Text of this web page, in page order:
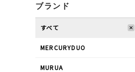
ブランド
すべて
MERCURYDUO
MURUA